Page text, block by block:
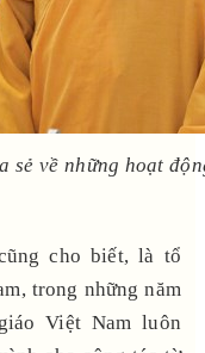
sẻ về những hoạt
cho biết, là tổ
trong những năm
Việt Nam luôn